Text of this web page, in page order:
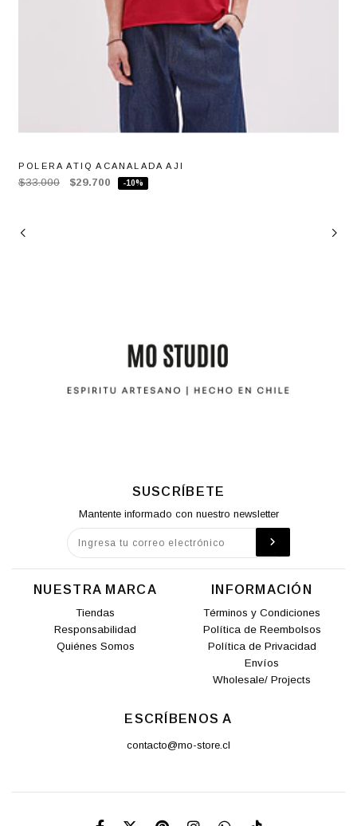
POLERA ATIQ ACANALADA AJI
$33.000 $29.700 -10%
SUSCRÍBETE
Mantente informado con nuestro newsletter
NUESTRA MARCA
Tiendas
Responsabilidad
Quiénes Somos
INFORMACIÓN
Términos y Condiciones
Política de Reembolsos
Política de Privacidad
Envíos
Wholesale/ Projects
ESCRÍBENOS A
contacto@mo-store.cl